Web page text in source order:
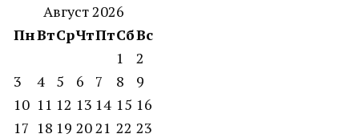
Август 2026
ПнВтСрЧтПтСбВс
1
2
3
4 5 6 7 8
9
10 11 12 13 14 15 16
17 18 19 2021 22 23